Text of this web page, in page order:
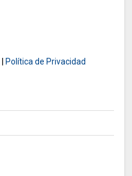
Política de Privacidad